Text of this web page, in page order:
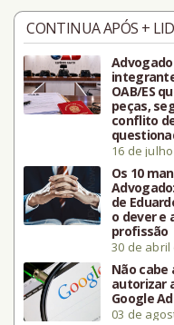
CONTINUA APÓS +
OAB/ES
peças,
conflito
16 de
Os 10
de
o dever e
profissão
30 de abril
Não cabe
autorizar
Google
03 de